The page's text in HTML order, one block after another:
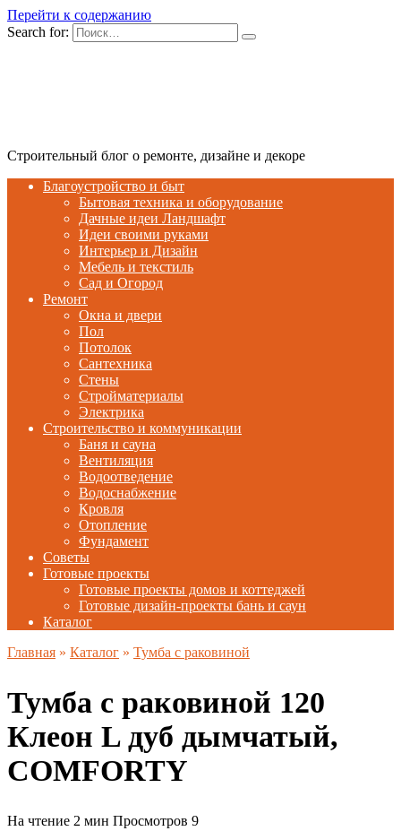
Перейти к содержанию
Search for:
Строительный блог о ремонте, дизайне и декоре
Благоустройство и быт
Бытовая техника и оборудование
Дачные идеи Ландшафт
Идеи своими руками
Интерьер и Дизайн
Мебель и текстиль
Сад и Огород
Ремонт
Окна и двери
Пол
Потолок
Сантехника
Стены
Стройматериалы
Электрика
Строительство и коммуникации
Баня и сауна
Вентиляция
Водоотведение
Водоснабжение
Кровля
Отопление
Фундамент
Советы
Готовые проекты
Готовые проекты домов и коттеджей
Готовые дизайн-проекты бань и саун
Каталог
Главная » Каталог » Тумба с раковиной
Тумба с раковиной 120
Клеон L дуб дымчатый,
COMFORTY
На чтение 2 мин Просмотров 9